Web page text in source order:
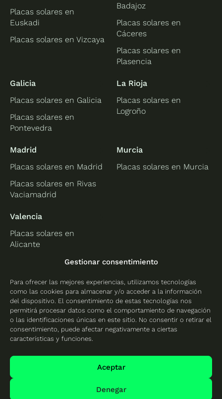
Gestionar consentimiento
Para ofrecer las mejores experiencias, utilizamos tecnologías
como las cookies para almacenar y/o acceder a la información
del dispositivo. El consentimiento de estas tecnologías nos
permitirá procesar datos como el comportamiento de navegación
o las identificaciones únicas en este sitio. No consentir o retirar el
consentimiento, puede afectar negativamente a ciertas
características y funciones.
Aceptar
Denegar
Placas solares en
Euskadi
Placas solares en Vizcaya
Badajoz
Placas solares en
Cáceres
Placas solares en
Plasencia
Galicia
Placas solares en Galicia
Placas solares en
Pontevedra
La Rioja
Placas solares en
Logroño
Madrid
Placas solares en Madrid
Placas solares en Rivas
Vaciamadrid
Murcia
Placas solares en Murcia
Valencia
Placas solares en
Alicante
Placas solares en
Placas solares en
Valencia
Protección de datos
Política de cookies
Mapa del sitio